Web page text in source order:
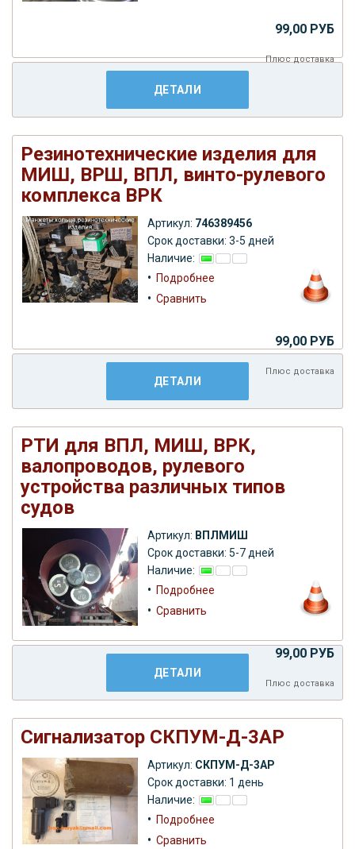
99,00 РУБ
Плюсдоставка
ДЕТАЛИ
Резинотехнические изделия для
МИШ, ВРШ, ВПЛ, винто-рулевого
комплекса ВРК
Артикул: 746389456
Срок доставки: 3-5 дней
Наличие:
• Подробнее
• Сравнить
99,00 РУБ
Плюс доставка
ДЕТАЛИ
РТИ для ВПЛ, МИШ, ВРК,
валопроводов, рулевого
устройства различных типов
судов
Артикул: ВПЛМИШ
Срок доставки: 5-7 дней
Наличие:
• Подробнее
• Сравнить
99,00 РУБ
Плюс доставка
ДЕТАЛИ
Сигнализатор СКПУМ-Д-3АР
Артикул: СКПУМ-Д-3АР
Срок доставки: 1 день
Наличие:
• Подробнее
• Сравнить